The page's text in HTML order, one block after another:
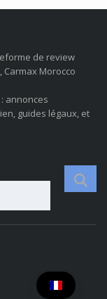
de review
Morocco
annonces
guides légaux, et